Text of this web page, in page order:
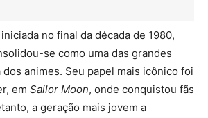
no final da década de 1980,
se como uma das grandes
animes. Seu papel mais icônico foi
em Sailor Moon, onde conquistou fãs
a geração mais jovem a